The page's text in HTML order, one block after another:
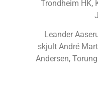
Trondheim HK,
Leander
skjult André
Andersen,